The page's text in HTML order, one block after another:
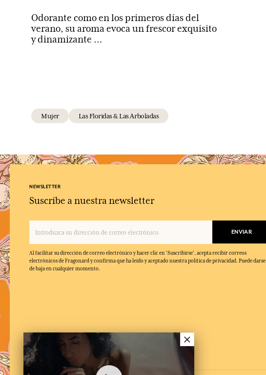
Odorante como en los primeros días del
verano, su aroma evoca un frescor exquisito
y dinamizante …
Mujer Las Floridas & Las Arboladas
NEWSLETTER
Suscríbe a nuestra newsletter
ENVIAR
Al facilitar su dirección de correo electrónico y hacer clic en 'Suscribirse', acepta recibir correos
electrónicos de Fragonard y confirma que ha leído y aceptado nuestra política de privacidad. Puede darse
de baja en cualquier momento.
×